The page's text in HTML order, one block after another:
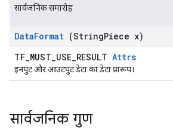
सार्वजनिक समारोह
DataFormat (StringPiece x)
TF_MUST_USE_RESULT Attrs
इनपुट और आउटपुट डेटा का डेटा प्रारूप।
सार्वजनिक गुण